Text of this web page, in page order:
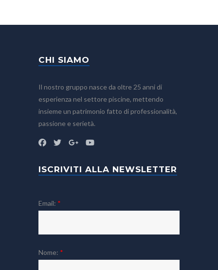
CHI SIAMO
Il nostro gruppo nasce da oltre 25 anni di
esperienza nel settore piscine, mettendo
insieme un patrimonio fatto di professionalità,
passione e serietà.
ISCRIVITI ALLA NEWSLETTER
Email: *
Nome: *